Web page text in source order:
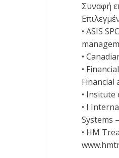
Συναφή
• ASIS
•
•
Financial
• Insitute
• I
Systems
• HM